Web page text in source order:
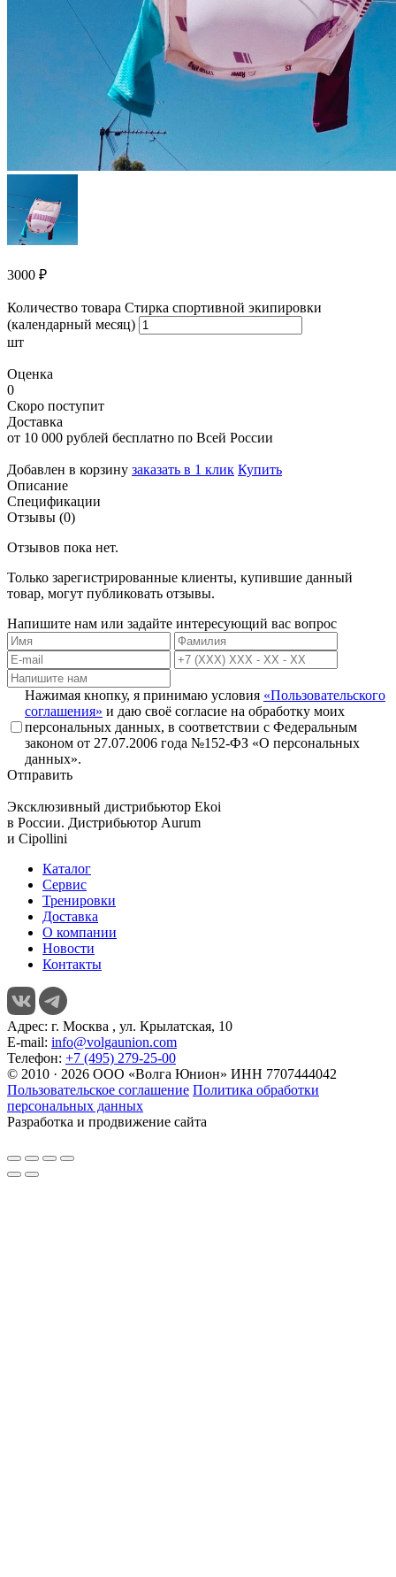
3000 ₽
Количество товара Стирка спортивной экипировки
(календарный месяц)
шт
Оценка
0
Скоро поступит
Доставка
от 10 000 рублей бесплатно по Всей России
Добавлен в корзину заказать в 1 клик Купить
Описание
Спецификации
Отзывы (0)
Отзывов пока нет.
Только зарегистрированные клиенты, купившие данный
товар, могут публиковать отзывы.
Напишите нам или задайте интересующий вас вопрос
Нажимая кнопку, я принимаю условия «Пользовательского
соглашения» и даю своё согласие на обработку моих
персональных данных, в соответствии с Федеральным
законом от 27.07.2006 года №152-ФЗ «О персональных
данных».
Отправить
Эксклюзивный дистрибьютор Ekoi
в России. Дистрибьютор Aurum
и Cipollini
Каталог
Сервис
Тренировки
Доставка
О компании
Новости
Контакты
Адрес: г. Москва , ул. Крылатская, 10
E-mail: info@volgaunion.com
Телефон: +7 (495) 279-25-00
© 2010 · 2026 ООО «Волга Юнион» ИНН 7707444042
Пользовательское соглашение Политика обработки
персональных данных
Разработка и продвижение сайта